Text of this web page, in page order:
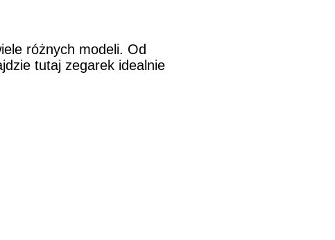
różnych modeli. Od
tutaj zegarek idealnie